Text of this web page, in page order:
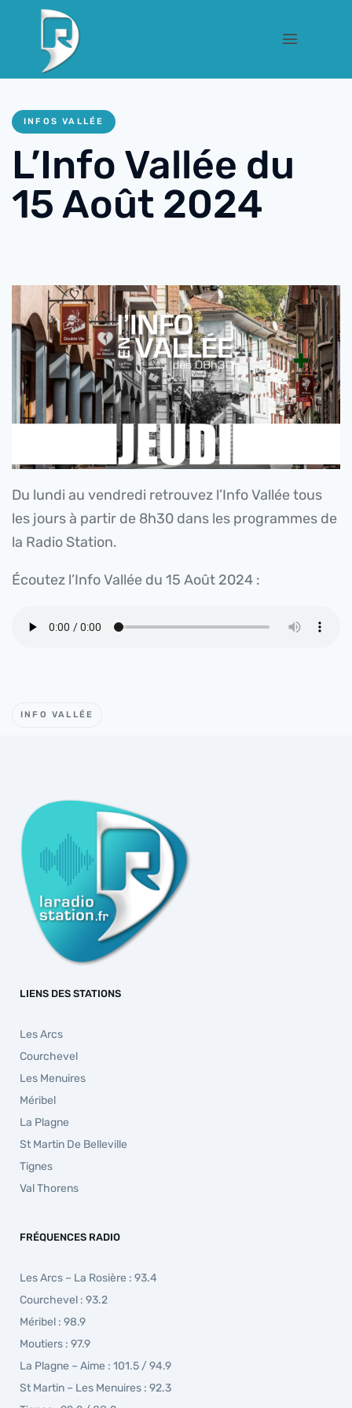
INFOS VALLÉE
L’Info Vallée du
15 Août 2024
Du lundi au vendredi retrouvez l’Info Vallée tous
les jours à partir de 8h30 dans les programmes de
la Radio Station.
Écoutez l’Info Vallée du 15 Août 2024 :
INFO VALLÉE
LIENS DES STATIONS
Les Arcs
Courchevel
Les Menuires
Méribel
La Plagne
St Martin De Belleville
Tignes
Val Thorens
FRÉQUENCES RADIO
Les Arcs – La Rosière : 93.4
Courchevel : 93.2
Méribel : 98.9
Moutiers : 97.9
La Plagne – Aime : 101.5 / 94.9
St Martin – Les Menuires : 92.3